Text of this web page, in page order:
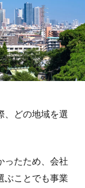
、どの地域を選
ったため、会社
ぶことでも事業